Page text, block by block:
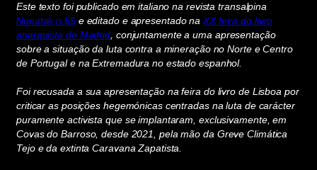
Este texto foi publicado em italiano na revista transalpina
Nunatak n.65e editado e apresentado naXX feira do livro
anarquista de Madrid , conjuntamente a uma apresentação
sobre a situação da luta contra a mineração no Norte e Centro
de Portugal e na Extremadura no estado espanhol.
Foi recusada a sua apresentação na feira do livro de Lisboa por
criticar as posições hegemónicas centradas na luta de carácter
puramente activista que se implantaram, exclusivamente, em
Covas do Barroso, desde 2021, pela mão da Greve Climática
Tejo e da extinta Caravana Zapatista.